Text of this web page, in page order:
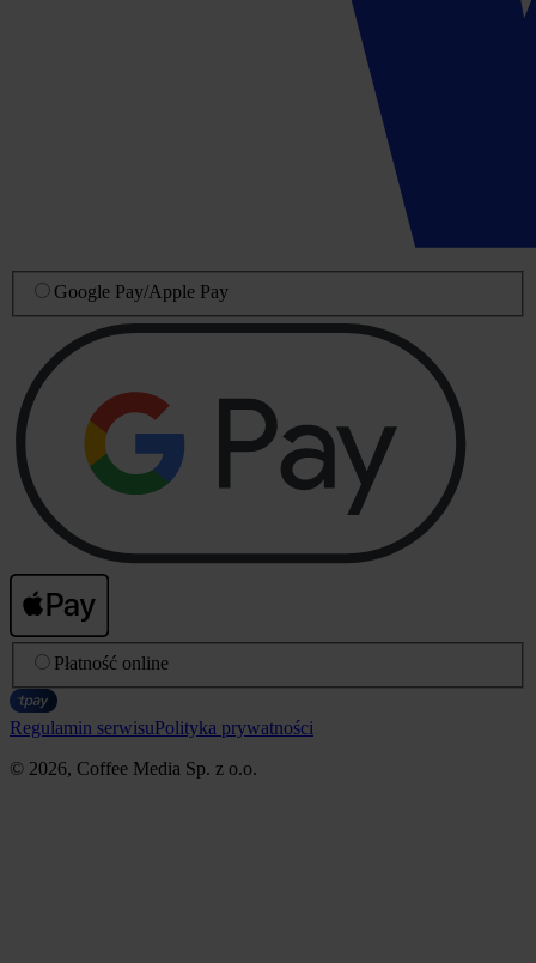
Google Pay/Apple Pay
Płatność online
Regulamin serwisuPolityka prywatności
© 2026, Coffee Media Sp. z o.o.